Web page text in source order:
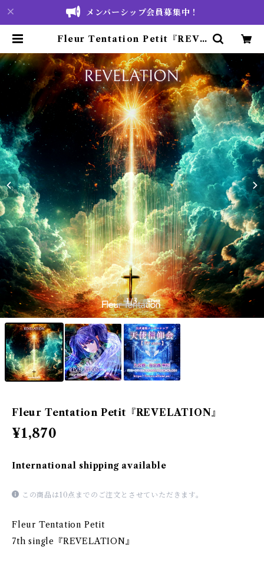
メンバーシップ会員募集中！
Fleur Tentation Petit『REVE
Tentation 公式通販サイト
1/3
Fleur Tentation Petit『REVELATION』
¥1,870
International shipping available
この商品は10点までのご注文とさせていただきます。
Fleur Tentation Petit
7th single『REVELATION』